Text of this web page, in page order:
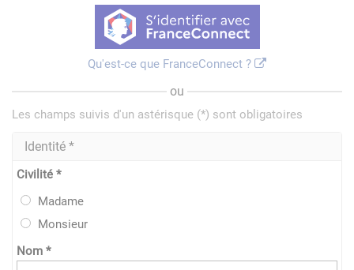
Qu'est-ce que FranceConnect ?
ou
Les champs suivis d'un astérisque (*) sont obligatoires
Identité *
Civilité *
Madame
Monsieur
Nom *